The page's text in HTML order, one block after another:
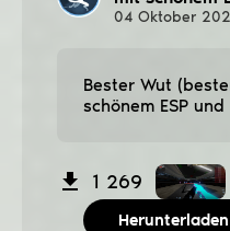
04 Oktober
Bester Wut
schönem ESP
1 269
Herunterladen